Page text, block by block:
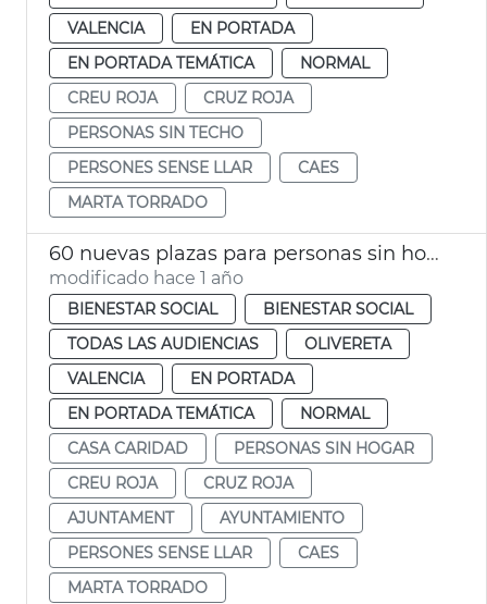
VALENCIA
EN PORTADA
EN PORTADA TEMÁTICA
NORMAL
CREU ROJA
CRUZ ROJA
PERSONAS SIN TECHO
PERSONES SENSE LLAR
CAES
MARTA TORRADO
60 nuevas plazas para personas sin hogar
modificado hace 1 año
BIENESTAR SOCIAL
BIENESTAR SOCIAL
TODAS LAS AUDIENCIAS
OLIVERETA
VALENCIA
EN PORTADA
EN PORTADA TEMÁTICA
NORMAL
CASA CARIDAD
PERSONAS SIN HOGAR
CREU ROJA
CRUZ ROJA
AJUNTAMENT
AYUNTAMIENTO
PERSONES SENSE LLAR
CAES
MARTA TORRADO